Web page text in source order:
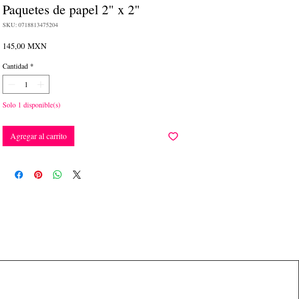
Paquetes de papel 2" x 2"
SKU: 0718813475204
145,00 MXNPrecio
Cantidad *
Solo 1 disponible(s)
Agregar al carrito